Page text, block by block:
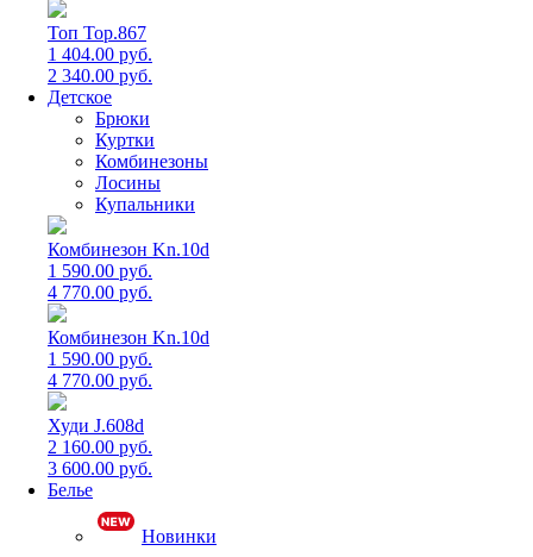
Топ Top.867
1 404.00 руб.
2 340.00 руб.
Детское
Брюки
Куртки
Комбинезоны
Лосины
Купальники
Комбинезон Kn.10d
1 590.00 руб.
4 770.00 руб.
Комбинезон Kn.10d
1 590.00 руб.
4 770.00 руб.
Худи J.608d
2 160.00 руб.
3 600.00 руб.
Белье
Новинки